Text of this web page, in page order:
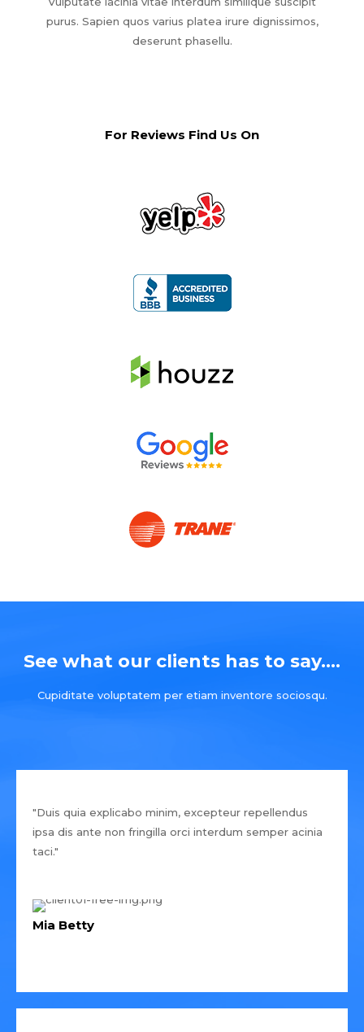
purus. Sapien quos varius platea irure dignissimos,
deserunt phasellu.
For Reviews Find Us On
See what our clients has to say....
Cupiditate voluptatem per etiam inventore sociosqu.
"Duis quia explicabo minim, excepteur repellendus
ipsa dis ante non fringilla orci interdum semper acinia
taci."
Mia Betty